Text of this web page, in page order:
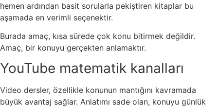
hemen ardından basit sorularla pekiştiren kitaplar bu
aşamada en verimli seçenektir.
Burada amaç, kısa sürede çok konu bitirmek değildir.
Amaç, bir konuyu gerçekten anlamaktır.
YouTube matematik kanalları
Video dersler, özellikle konunun mantığını kavramada
büyük avantaj sağlar. Anlatımı sade olan, konuyu günlük